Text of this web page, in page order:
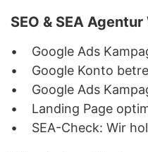
SEO & SEA
• Google Ads
• Google Konto
• Google Ads
• Landing Page
• SEA-Check: Wir